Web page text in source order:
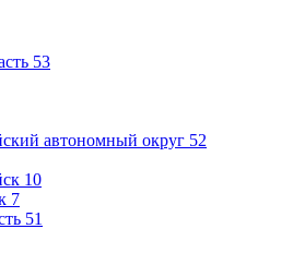
53
автономный округ 52
10
7
51